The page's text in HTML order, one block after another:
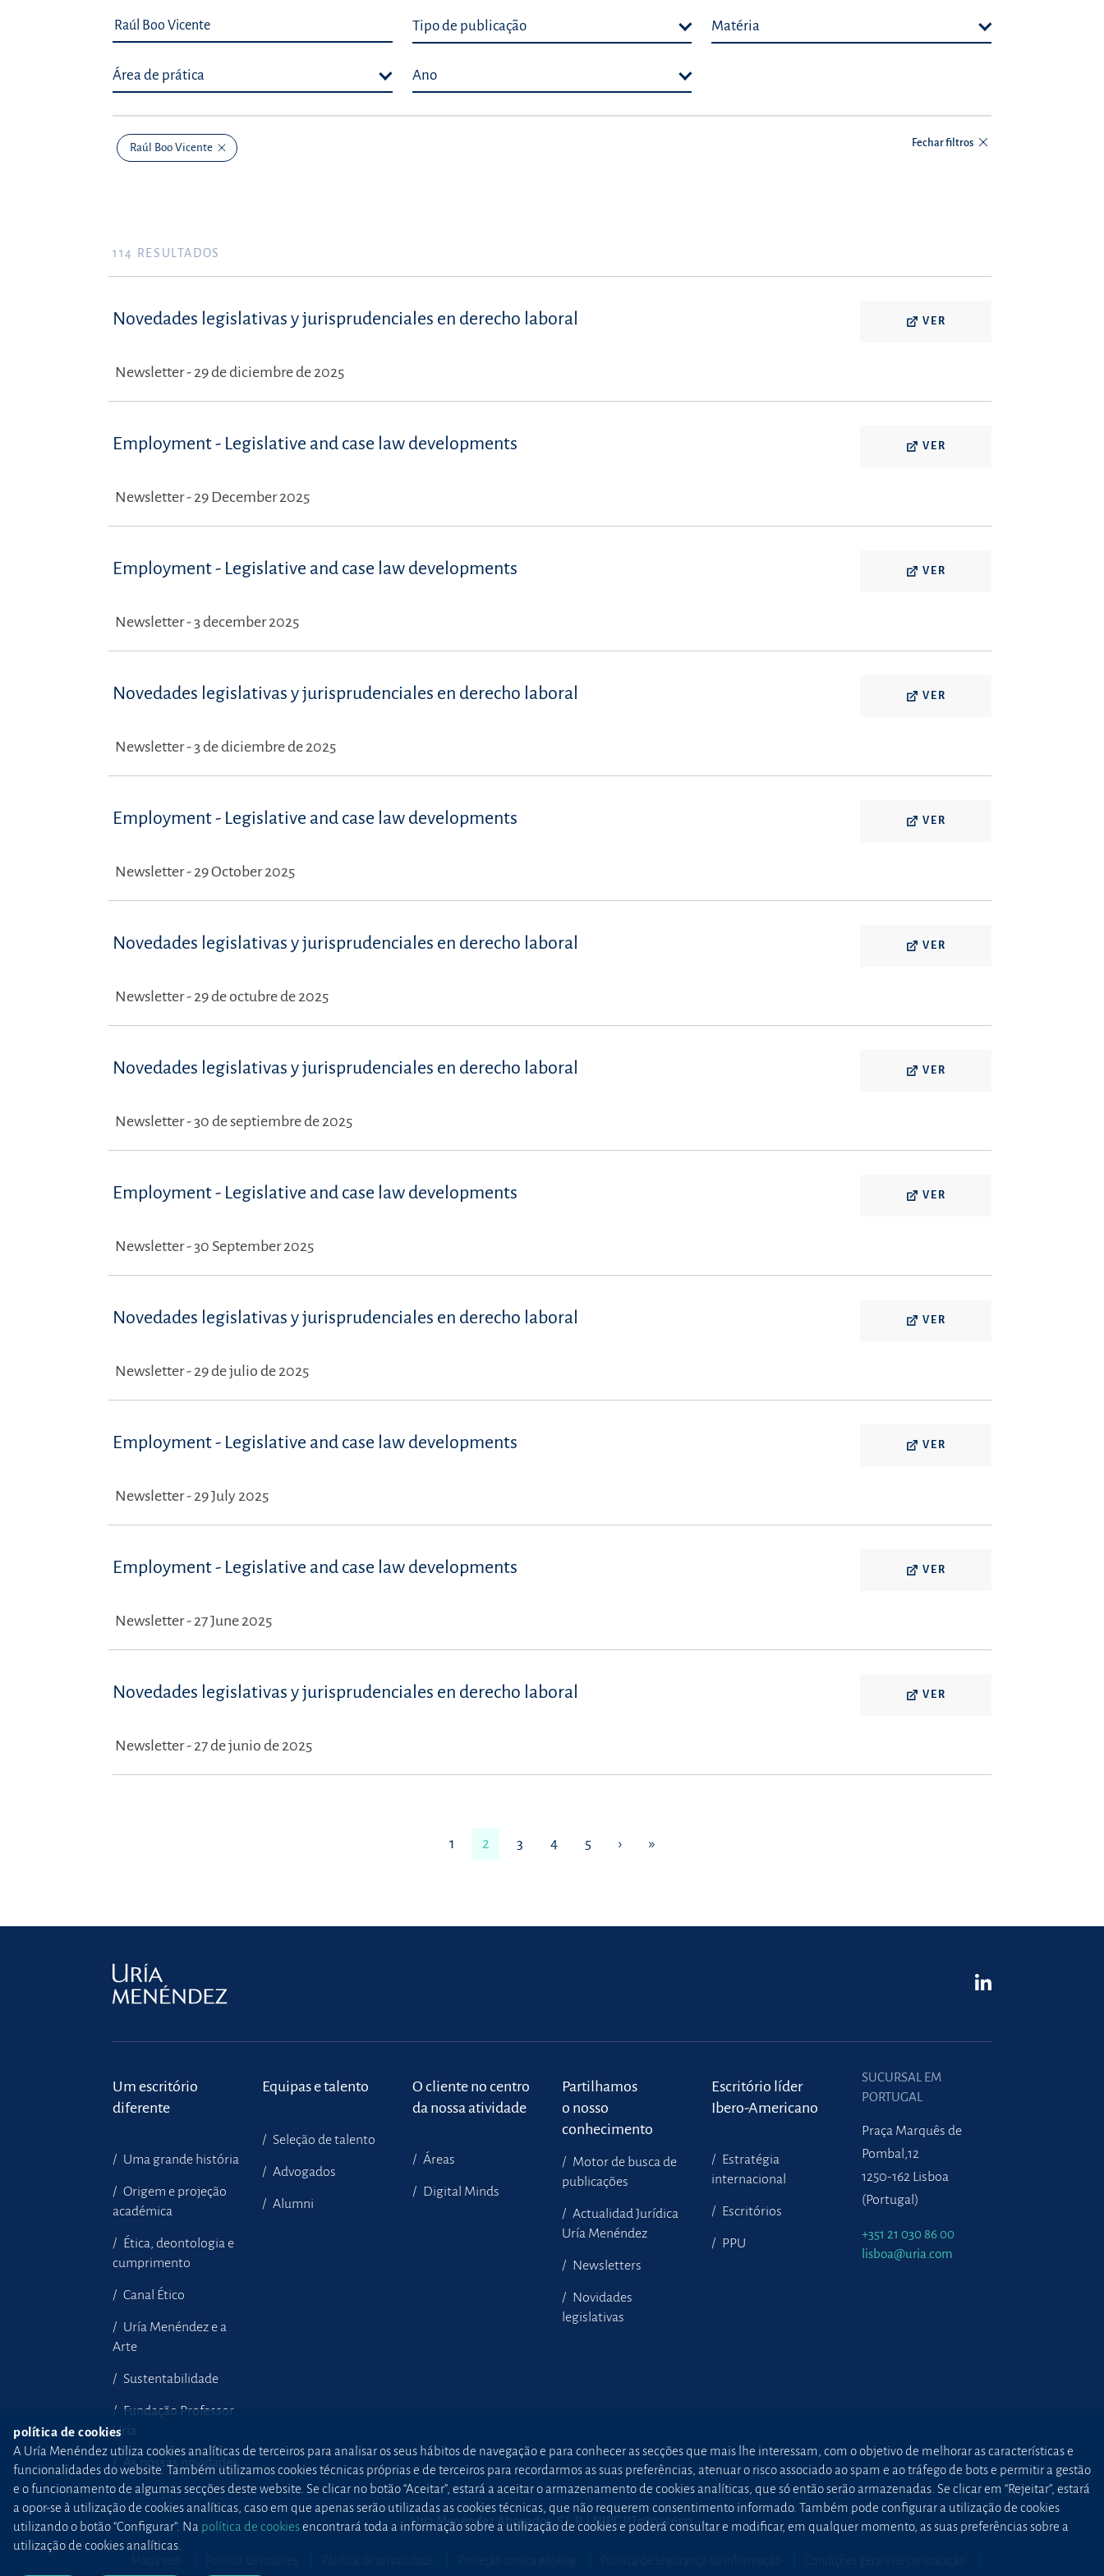
Tipo de publicação Matéria
Área de prática Ano
Raúl Boo Vicente Fechar filtros
114 RESULTADOS
Novedades legislativas y jurisprudenciales en derecho laboral VER
Newsletter - 29 de diciembre de 2025
Employment - Legislative and case law developments VER
Newsletter - 29 December 2025
Employment - Legislative and case law developments VER
Newsletter - 3 december 2025
Novedades legislativas y jurisprudenciales en derecho laboral VER
Newsletter - 3 de diciembre de 2025
Employment - Legislative and case law developments VER
Newsletter - 29 October 2025
Novedades legislativas y jurisprudenciales en derecho laboral VER
Newsletter - 29 de octubre de 2025
Novedades legislativas y jurisprudenciales en derecho laboral VER
Newsletter - 30 de septiembre de 2025
Employment - Legislative and case law developments VER
Newsletter - 30 September 2025
Novedades legislativas y jurisprudenciales en derecho laboral VER
Newsletter - 29 de julio de 2025
Employment - Legislative and case law developments VER
Newsletter - 29 July 2025
Employment - Legislative and case law developments VER
Newsletter - 27 June 2025
Novedades legislativas y jurisprudenciales en derecho laboral VER
Newsletter - 27 de junio de 2025
1 2 3 4 5 › »
Um escritório
diferente
Uma grande história
Origem e projeção
académica
Ética, deontologia e
cumprimento
Canal Ético
Uría Menéndez e a
Arte
Sustentabilidade
Fundação Professor
Uría
As nossas novidades
Equipas e talento
Seleção de talento
Advogados
Alumni
O cliente no centro
da nossa atividade
Áreas
Digital Minds
Partilhamos
o nosso
conhecimento
Motor de busca de
publicações
Actualidad Jurídica
Uría Menéndez
Newsletters
Novidades
legislativas
Escritório líder
Ibero-Americano
Estratégia
internacional
Escritórios
PPU
SUCURSAL EM
PORTUGAL
Praça Marquês de
Pombal,12
1250-162 Lisboa
(Portugal)
+351 21 030 86 00
lisboa@uria.com
Uría Menéndez Abogados, S.L.P. | NIPC PT980226511
política de cookies
A Uría Menéndez utiliza cookies analíticas de terceiros para analisar os seus hábitos de navegação e para conhecer as secções que mais lhe interessam, com o objetivo de melhorar as características e
funcionalidades do website. Também utilizamos cookies técnicas próprias e de terceiros para recordarmos as suas preferências, atenuar o risco associado ao spam e ao tráfego de bots e permitir a gestão
e o funcionamento de algumas secções deste website. Se clicar no botão “Aceitar”, estará a aceitar o armazenamento de cookies analíticas, que só então serão armazenadas. Se clicar em “Rejeitar”, estará
a opor-se à utilização de cookies analíticas, caso em que apenas serão utilizadas as cookies técnicas, que não requerem consentimento informado. Também pode configurar a utilização de cookies
utilizando o botão “Configurar”. Na política de cookiesencontrará toda a informação sobre a utilização de cookies e poderá consultar e modificar, em qualquer momento, as suas preferências sobre a
utilização de cookies analíticas.